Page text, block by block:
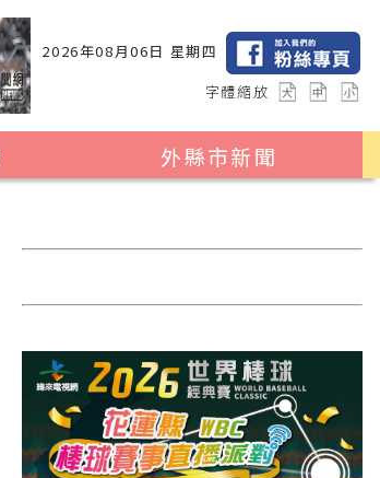
2026年08月06日 星期四
字體縮放
外縣市新聞
2024暑期夏令營專區
台中市
彰化縣
高雄市